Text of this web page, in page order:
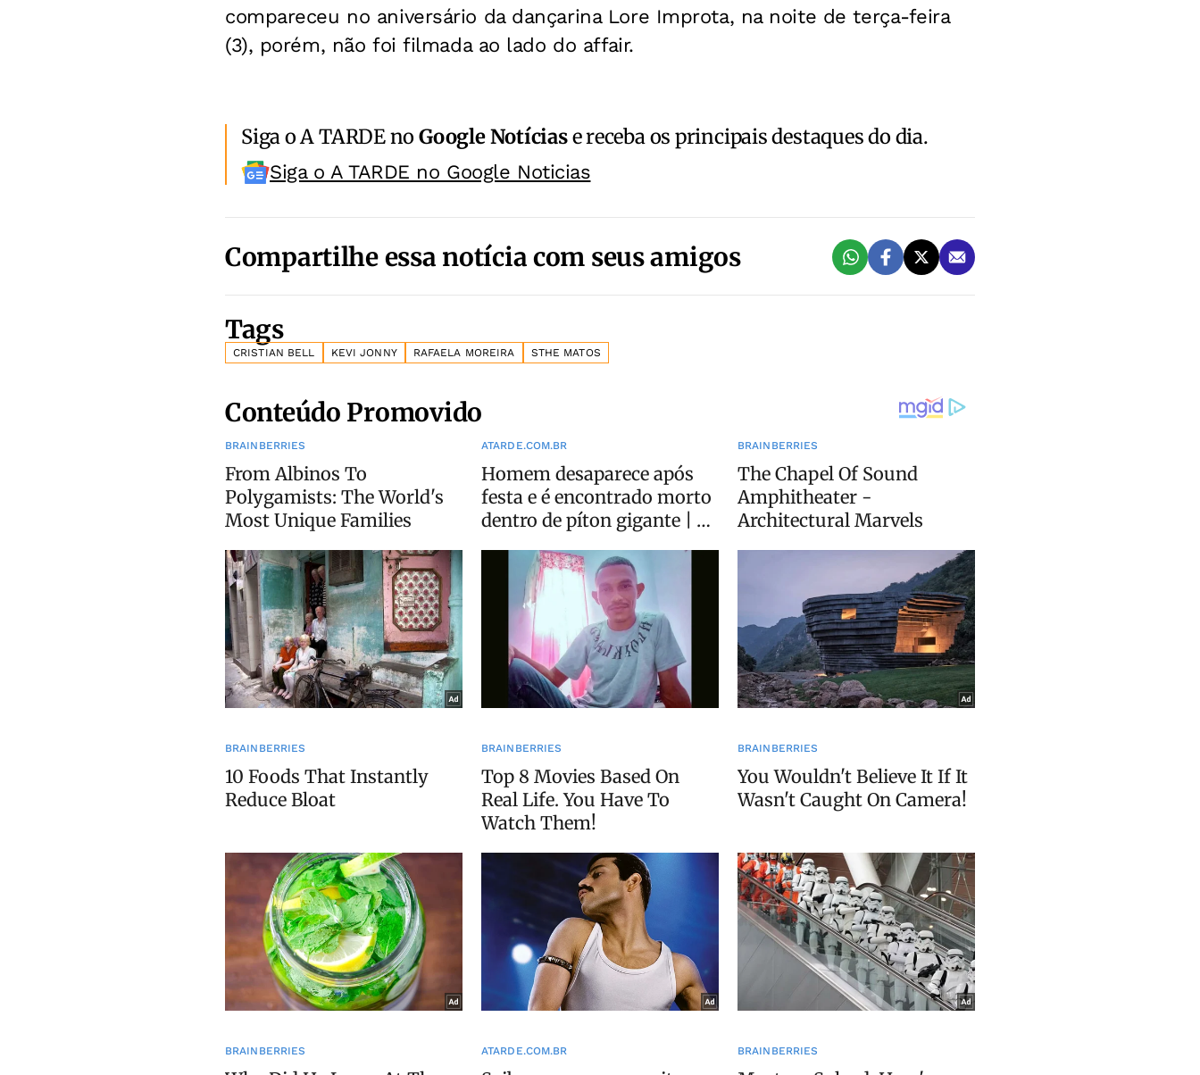
compareceu no aniversário da dançarina Lore Improta, na noite de terça-feira
(3), porém, não foi filmada ao lado do affair.
Siga o A TARDE noGoogle Notíciase receba os principais destaques do dia.
Siga o A TARDE no Google Noticias
Compartilhe essa notícia com seus amigos
Tags
CRISTIAN BELL KEVI JONNY RAFAELA MOREIRA STHE MATOS